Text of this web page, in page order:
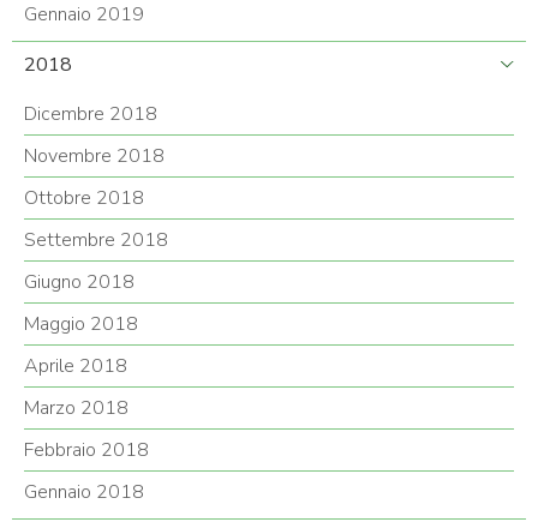
Gennaio 2019
2018
Dicembre 2018
Novembre 2018
Ottobre 2018
Settembre 2018
Giugno 2018
Maggio 2018
Aprile 2018
Marzo 2018
Febbraio 2018
Gennaio 2018